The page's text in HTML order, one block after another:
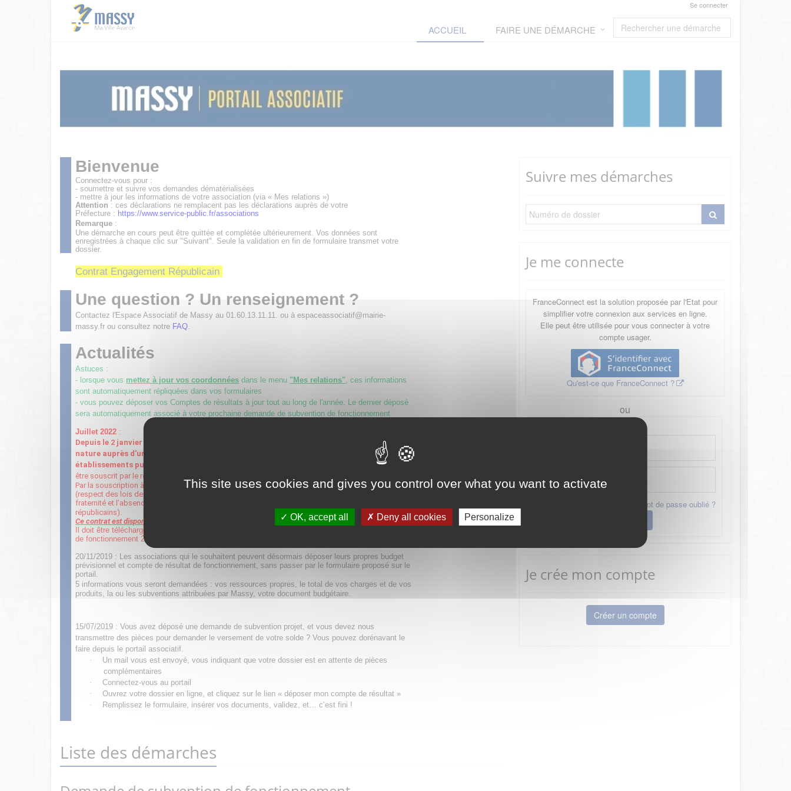
Se connecter
ACCUEIL FAIRE UNE DÉMARCHE
Bienvenue
Connectez-vous pour :
- soumettre et suivre vos demandes dématérialisées
- mettre à jour les informations de votre association (via « Mes relations »)
Attention : ces déclarations ne remplacent pas les déclarations auprès de votre
Préfecture : https://www.service-public.fr/associations
Remarque :
Une démarche en cours peut être quittée et complétée ultérieurement. Vos données sont
enregistrées à chaque clic sur "Suivant". Seule la validation en fin de formulaire transmet votre
dossier.
Contrat Engagement Républicain
Une question ? Un renseignement ?
Contactez l'Espace Associatif de Massy au 01.60.13.11.11. ou à espaceassociatif@mairie-
massy.fr ou consultez notre FAQ.
Actualités
Astuces :
- lorsque vous mettez à jour vos coordonnées dans le menu "Mes relations", ces informations
sont automatiquement répliquées dans vos formulaires
- vous pouvez déposer vos Comptes de résultats à jour tout au long de l'année. Le dernier déposé
sera automatiquement associé à votre prochaine demande de subvention de fonctionnement
Juillet 2022 :
Depuis le 2 janvier 2022, toute association sollicitant une subvention, un avantage en
nature auprès d’une autorité administrative (État, collectivités territoriales,
établissements publics
) doit être signataire du contrat d’engagement républicain
être souscrit par le représentant légal de l’association ou la fondation.
Par la souscription à ce contrat, l’association s’engage à respecter les principes républicains
(respect des lois de la république, la liberté de conscience, l’égalité et la non discrimination, la
fraternité et l’absence de violence, le respect de la dignité humaine, le respect des symboles
républicains).
Ce contrat est disponible ci-dessus.
Il doit être téléchargé, signé et intégré en pièce jointe à votre dossier de demande de subvention
de fonctionnement 2023.
20/11/2019 : Les associations qui le souhaitent peuvent désormais déposer leurs propres budget
prévisionnel et compte de résultat de fonctionnement, sans passer par le formulaire proposé sur le
portail.
5 informations vous seront demandées : vos ressources propres, le total de vos charges et de vos
produits, la ou les subventions attribuées par Massy, votre document budgétaire.
15/07/2019 : Vous avez déposé une demande de subvention projet, et vous devez nous
transmettre des pièces pour demander le versement de votre solde ? Vous pouvez dorénavant le
faire depuis le portail associatif.
·
Un mail vous est envoyé, vous indiquant que votre dossier est en attente de pièces
complémentaires
·
Connectez-vous au portail
·
Ouvrez votre dossier en ligne, et cliquez sur le lien « déposer mon compte de résultat »
·
Remplissez le formulaire, insérer vos documents, validez, et… c’est fini !
Liste des démarches
Suivre mes démarches
Je me connecte
FranceConnect est la solution proposée par l'Etat pour
simplifier votre connexion aux services en ligne.
Elle peut être utilisée pour vous connecter à votre
compte usager.
Qu'est-ce que FranceConnect ?
ou
Mot de passe oublié ?
Je crée mon compte
Créer un compte
This site uses cookies and gives you control over what you want to activate
OK, accept all Deny all cookies Personalize